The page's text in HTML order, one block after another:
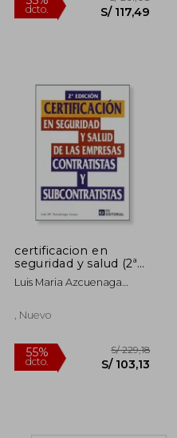
dcto.
certificacion en
seguridad y salud (2ª
ed.)
Luis Maria Azcuenaga
, Nuevo